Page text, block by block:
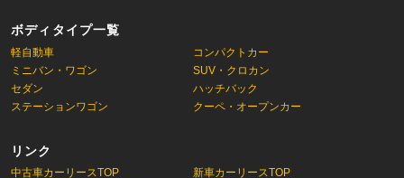
ボディタイプ一覧
軽自動車
コンパクトカー
ミニバン・ワゴン
SUV・クロカン
セダン
ハッチバック
ステーションワゴン
クーペ・オープンカー
リンク
中古車カーリースTOP
新車カーリースTOP